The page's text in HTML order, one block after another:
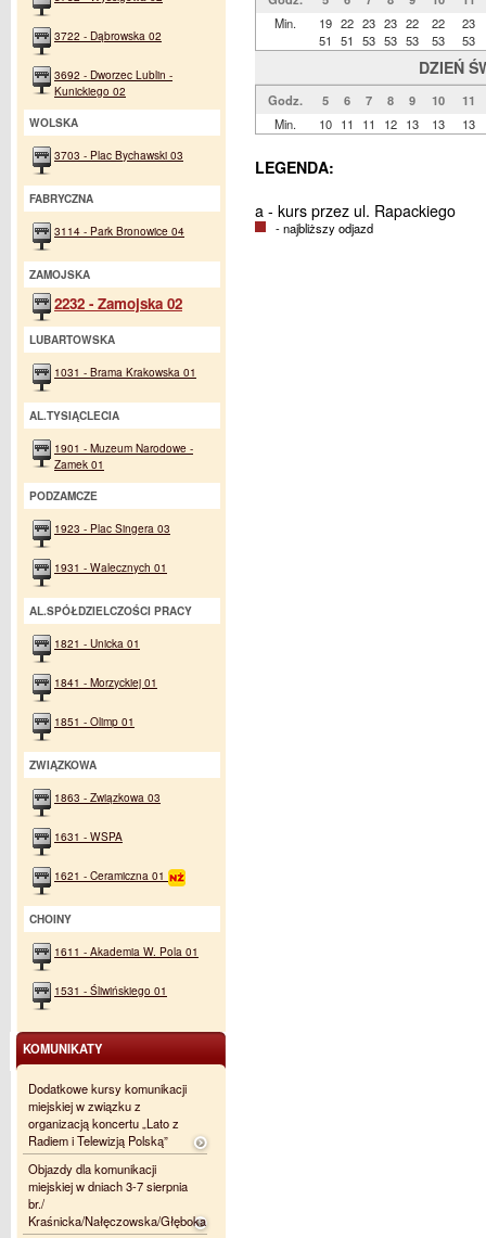
Min.
19
51
22
51
23
53
23
53
22
53
22
53
23
53
DZIEŃ
Godz. 5 6 7 8 9 10
11
Min.
10 11 11 12 13 13 13
LEGENDA:
a - kurs przez ul. Rapackiego
- najbliższy odjazd
3722 - Dąbrowska 02
3692 - Dworzec Lublin -
Kunickiego 02
WOLSKA
3703 - Plac Bychawski 03
FABRYCZNA
3114 - Park Bronowice 04
ZAMOJSKA
2232 - Zamojska 02
LUBARTOWSKA
1031 - Brama Krakowska 01
AL.TYSIĄCLECIA
1901 - Muzeum Narodowe -
Zamek 01
PODZAMCZE
1923 - Plac Singera 03
1931 - Walecznych 01
AL.SPÓŁDZIELCZOŚCI PRACY
1821 - Unicka 01
1841 - Morzyckiej 01
1851 - Olimp 01
ZWIĄZKOWA
1863 - Związkowa 03
1631 - WSPA
1621 - Ceramiczna 01
CHOINY
1611 - Akademia W. Pola 01
1531 - Śliwińskiego 01
KOMUNIKATY
Dodatkowe kursy komunikacji
miejskiej w związku z
organizacją koncertu „Lato z
Radiem i Telewizją Polską”
Objazdy dla komunikacji
miejskiej w dniach 3-7 sierpnia
br./
Kraśnicka/Nałęczowska/Głęboka